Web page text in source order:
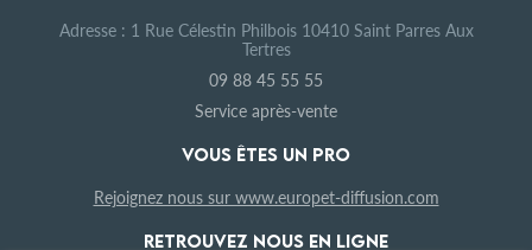
Adresse : 1 Rue Célestin Philbois 10410 Saint Parres Aux
Tertres
09 88 45 55 55
Service après-vente
VOUS ÊTES UN PRO
Rejoignez nous sur www.europet-diffusion.com
RETROUVEZ NOUS EN LIGNE